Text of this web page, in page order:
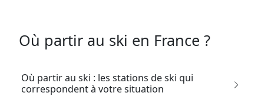
Où partir au ski en France ?
Où partir au ski : les stations de ski qui
correspondent à votre situation